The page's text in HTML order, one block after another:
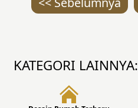
KATEGORI LAINNYA: